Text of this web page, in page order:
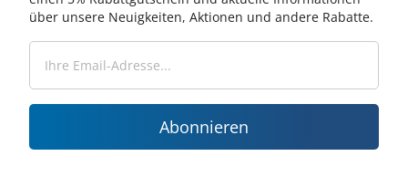
über unsere Neuigkeiten, Aktionen und andere Rabatte.
Abonnieren